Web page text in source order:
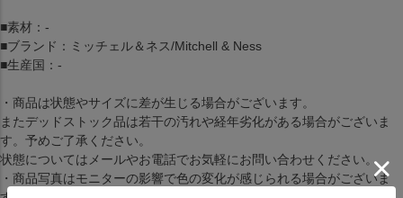
■素材：-
■ブランド：ミッチェル＆ネス/Mitchell & Ness
■生産国：-
・商品は状態やサイズに差が生じる場合がございます。
またデッドストック品は若干の汚れや経年劣化がある場合がございま
す。予めご了承ください。
状態についてはメールやお電話でお気軽にお問い合わせください。
・商品写真はモニターの影響で色の変化が感じられる場合がございま